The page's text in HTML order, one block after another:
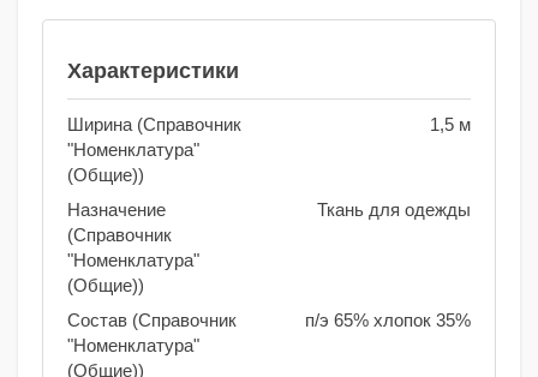
Характеристики
Ширина (Справочник
"Номенклатура"
(Общие))
1,5 м
Назначение
(Справочник
"Номенклатура"
(Общие))
Ткань для одежды
Состав (Справочник
"Номенклатура"
(Общие))
п/э 65% хлопок 35%